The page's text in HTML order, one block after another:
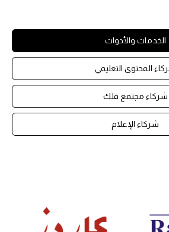
الخدمات والأدوات
المحتوى التعليمي
شركاء مجتمع فلك
شركاء الإعلام